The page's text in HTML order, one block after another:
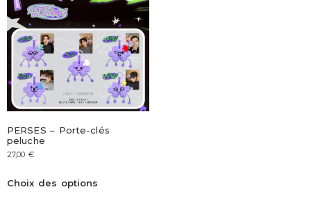
PERSES – Porte-clés
peluche
27,00 €
Choix des options